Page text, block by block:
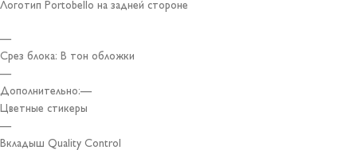
Логотип Portobello на задней стороне
—
Срез блока: В тон обложки
—
Дополнительно:—
Цветные стикеры
—
Вкладыш Quality Control